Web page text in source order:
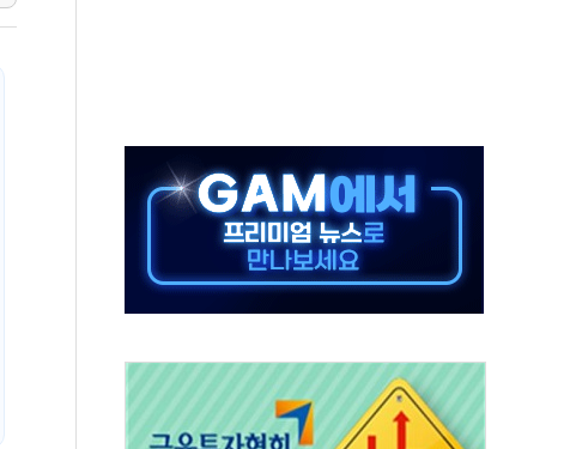
주재… "전폭적 공급 확대·속도전 총력"
태양광 착공…여의도 1.6배 규모